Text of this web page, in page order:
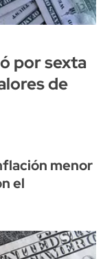
por sexta
de
menor
el